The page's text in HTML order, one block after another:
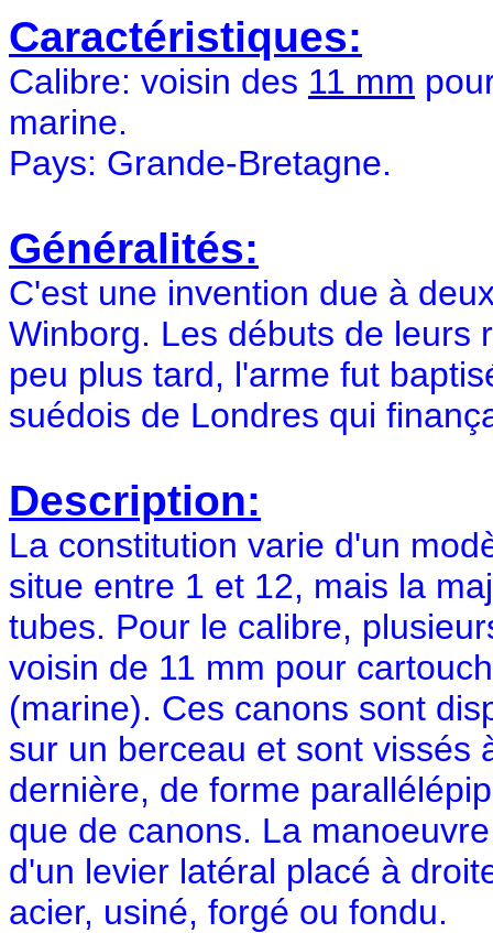
Caractéristiques:
Calibre: voisin des 11 mm
marine.
Pays: Grande-Bretagne.
Généralités:
C'est une invention due à
Winborg. Les débuts de leurs
peu plus tard, l'arme fut
suédois de Londres qui
Description:
La constitution varie d'un
situe entre 1 et 12, mais la
tubes. Pour le calibre,
voisin de 11 mm pour
(marine). Ces canons sont
sur un berceau et sont vissés
dernière, de forme
que de canons. La
d'un levier latéral placé à
acier, usiné, forgé ou fondu.